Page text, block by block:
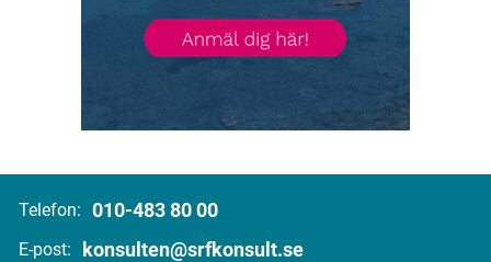
Telefon: 010-483 80 00
E-post: konsulten@srfkonsult.se